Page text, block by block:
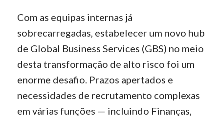
Com as equipas internas já
sobrecarregadas, estabelecer um novo hub
de Global Business Services (GBS) no meio
desta transformação de alto risco foi um
enorme desafio. Prazos apertados e
necessidades de recrutamento complexas
em várias funções — incluindo Finanças,